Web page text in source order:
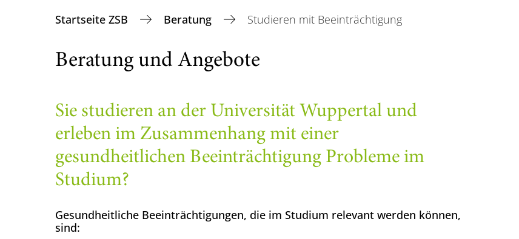
Startseite ZSB Beratung Studieren mit Beeinträchtigung
Beratung und Angebote
Sie studieren an der Universität Wuppertal und
erleben im Zusammenhang mit einer
gesundheitlichen Beeinträchtigung Probleme im
Studium?
Gesundheitliche Beeinträchtigungen, die im Studium relevant werden können,
sind: